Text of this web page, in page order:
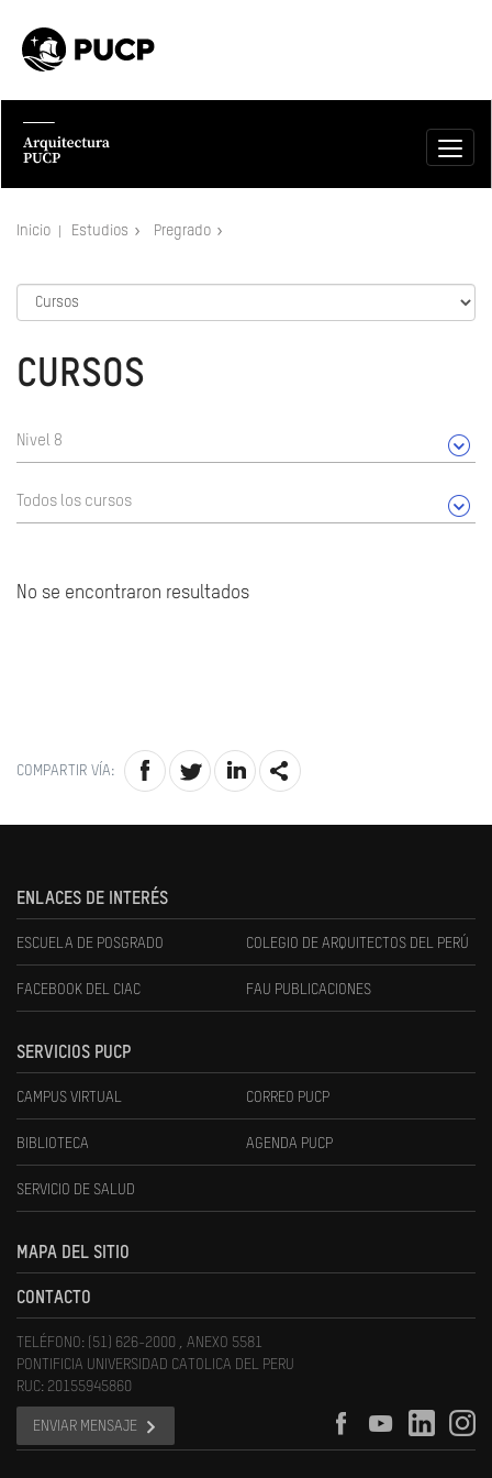
Inicio Estudios Pregrado
CURSOS
Nivel 8
Todos los cursos
No se encontraron resultados
COMPARTIR VÍA:
ENLACES DE INTERÉS
ESCUELA DE POSGRADO COLEGIO DE ARQUITECTOS DEL PERÚ
FACEBOOK DEL CIAC FAU PUBLICACIONES
SERVICIOS PUCP
CAMPUS VIRTUAL CORREO PUCP
BIBLIOTECA AGENDA PUCP
SERVICIO DE SALUD
MAPA DEL SITIO
CONTACTO
TELÉFONO: (51) 626-2000 , ANEXO 5581
PONTIFICIA UNIVERSIDAD CATOLICA DEL PERU
RUC: 20155945860
ENVIAR MENSAJE